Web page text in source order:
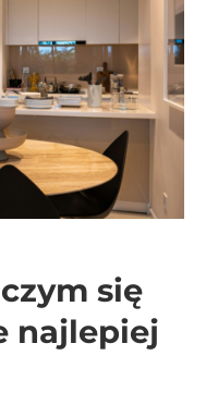
się
najlepiej